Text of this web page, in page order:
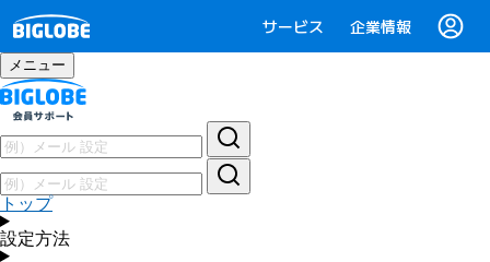
サービス 企業情報
メニュー
トップ
設定方法